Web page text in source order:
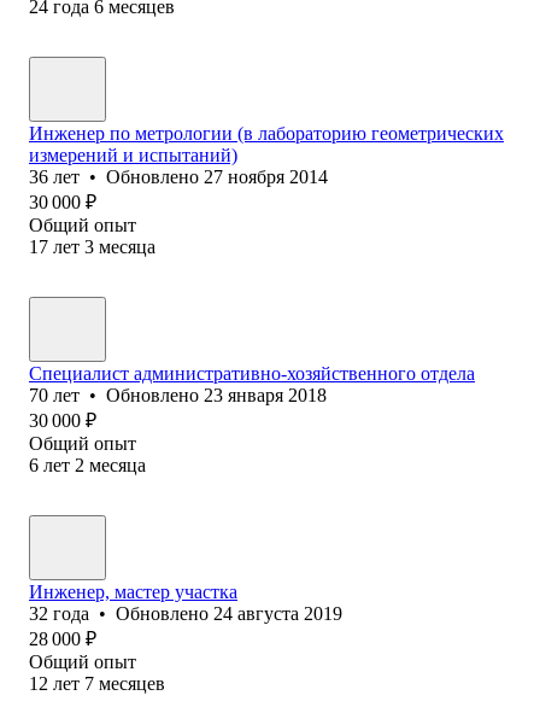
24 года 6 месяцев
Инженер по метрологии (в лабораторию геометрических
измерений и испытаний)
36 лет • Обновлено 27 ноября 2014
30 000 ₽
Общий опыт
17 лет 3 месяца
Специалист административно-хозяйственного отдела
70 лет • Обновлено 23 января 2018
30 000 ₽
Общий опыт
6 лет 2 месяца
Инженер, мастер участка
32 года • Обновлено 24 августа 2019
28 000 ₽
Общий опыт
12 лет 7 месяцев